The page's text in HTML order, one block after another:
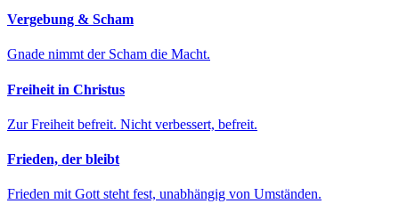
Vergebung & Scham
Gnade nimmt der Scham die Macht.
Freiheit in Christus
Zur Freiheit befreit. Nicht verbessert, befreit.
Frieden, der bleibt
Frieden mit Gott steht fest, unabhängig von Umständen.